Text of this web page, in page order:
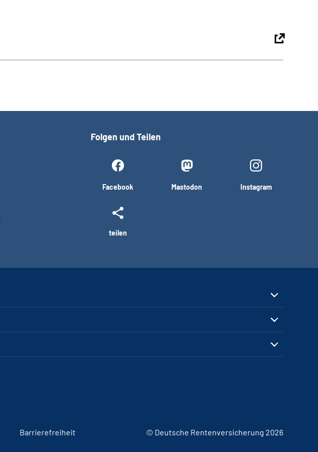
Folgen und Teilen
Facebook Mastodon Instagram
teilen
Barrierefreiheit © Deutsche Rentenversicherung 2026